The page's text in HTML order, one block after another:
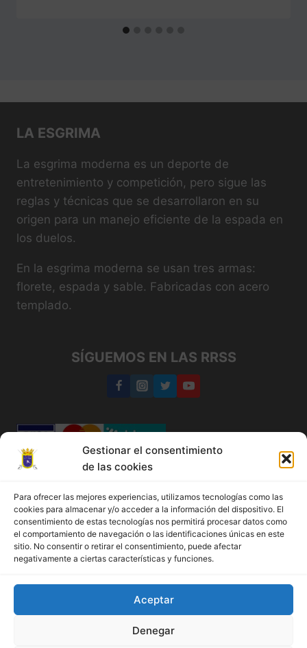
Gestionar el consentimiento
de las cookies
Para ofrecer las mejores experiencias, utilizamos tecnologías como las
cookies para almacenar y/o acceder a la información del dispositivo. El
consentimiento de estas tecnologías nos permitirá procesar datos como
el comportamiento de navegación o las identificaciones únicas en este
sitio. No consentir o retirar el consentimiento, puede afectar
negativamente a ciertas características y funciones.
Aceptar
Denegar
LA ESGRIMA
La esgrima moderna es un deporte de
entretenimiento y competición, pero sigue las
reglas y técnicas que se desarrollaron en su
origen para un manejo eficiente de la espada en
los duelos.
En la esgrima moderna se usan tres armas:
florete, espada y sable. Fabricadas con acero
templado.
SÍGUEMOS EN LAS RRSS
Medina del Campo
+34 647 77 05 87
Política de cookies
Política de cookies (UE)